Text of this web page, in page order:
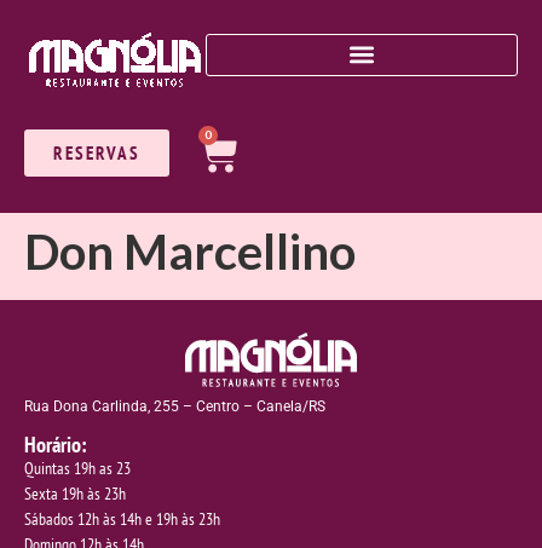
RESERVAS
0
Don Marcellino
Rua Dona Carlinda, 255 – Centro – Canela/RS
Horário:
Quintas 19h as 23
Sexta 19h às 23h
Sábados 12h às 14h e 19h às 23h